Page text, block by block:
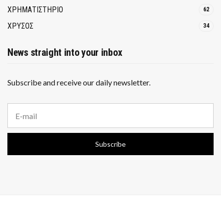
ΧΡΗΜΑΤΙΣΤΗΡΙΟ 62
ΧΡΥΣΟΣ 34
News straight into your inbox
Subscribe and receive our daily newsletter.
a
i
a
Subscribe